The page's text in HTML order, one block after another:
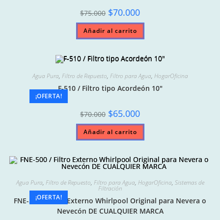
$75.000 Original
price
was:
$75.000.
$70.000Current
is:
Añadir al carrito
¡OFERTA!
Agua Pura, Filtro de Repuesto, Filtro para Agua, HogarOficina
F-510 / Filtro tipo Acordeón 10″
$70.000 Original
price
was:
$70.000.
$65.000Current
is:
Añadir al carrito
¡OFERTA!
Agua Pura, Filtro de Repuesto, Filtro para Agua, HogarOficina, Sistemas de
Filtración
FNE-500 / Filtro Externo Whirlpool Original para Nevera o
Nevecón DE CUALQUIER MARCA